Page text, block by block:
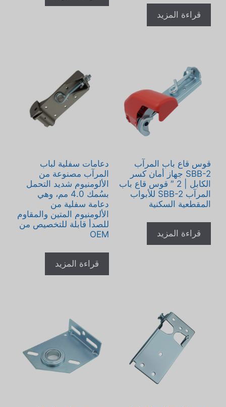
قراءة المزيد
قوس قاع باب المرآب
SBB-2 جهاز أمان كسر
الكابل | 2 ″ قوس قاع باب
المرآب SBB-2 للأبواب
المقطعية السكنية
قراءة المزيد
دعامات سفلية لباب
المرآب مصنوعة من
الألومنيوم شديد التحمل
بسُمك 4.0 مم، وهي
دعامة سفلية من
الألومنيوم المتين والمقاوم
للصدأ قابلة للتخصيص من
OEM
قراءة المزيد